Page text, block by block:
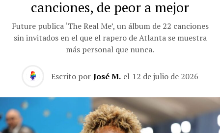
canciones, de peor a mejor
Future publica ‘The Real Me’, un álbum de 22 canciones
sin invitados en el que el rapero de Atlanta se muestra
más personal que nunca.
Escrito por José M. el 12 de julio de 2026